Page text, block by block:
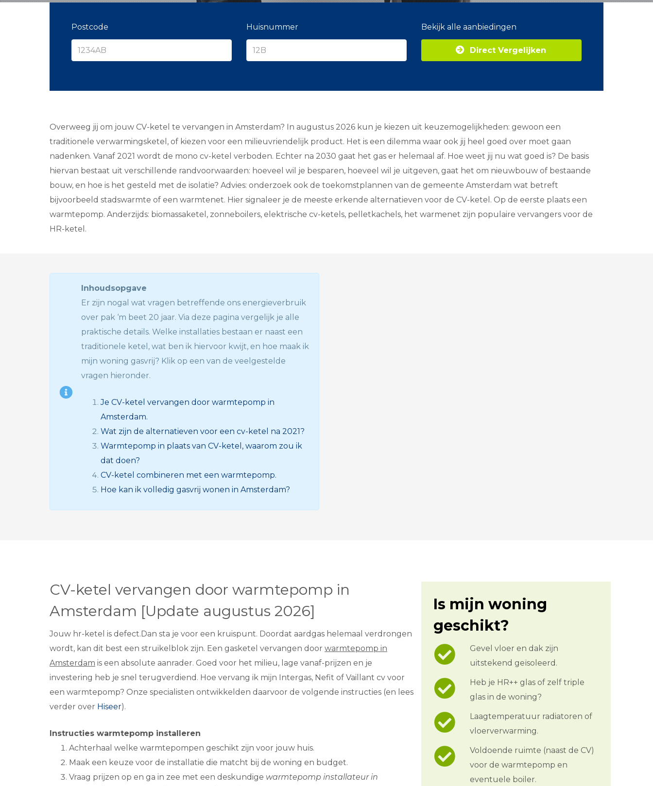
Postcode Huisnummer Bekijk alle aanbiedingen
Direct Vergelijken
Overweeg jij om jouw CV-ketel te vervangen in Amsterdam? In augustus 2026 kun je kiezen uit keuzemogelijkheden: gewoon een
traditionele verwarmingsketel, of kiezen voor een milieuvriendelijk product. Het is een dilemma waar ook jij heel goed over moet gaan
nadenken. Vanaf 2021 wordt de mono cv-ketel verboden. Echter na 2030 gaat het gas er helemaal af. Hoe weet jij nu wat goed is? De basis
hiervan bestaat uit verschillende randvoorwaarden: hoeveel wil je besparen, hoeveel wil je uitgeven, gaat het om nieuwbouw of bestaande
bouw, en hoe is het gesteld met de isolatie? Advies: onderzoek ook de toekomstplannen van de gemeente Amsterdam wat betreft
bijvoorbeeld stadswarmte of een warmtenet. Hier signaleer je de meeste erkende alternatieven voor de CV-ketel. Op de eerste plaats een
warmtepomp. Anderzijds: biomassaketel, zonneboilers, elektrische cv-ketels, pelletkachels, het warmenet zijn populaire vervangers voor de
HR-ketel.
Inhoudsopgave
Er zijn nogal wat vragen betreffende ons energieverbruik
over pak ‘m beet 20 jaar. Via deze pagina vergelijk je alle
praktische details. Welke installaties bestaan er naast een
traditionele ketel, wat ben ik hiervoor kwijt, en hoe maak ik
mijn woning gasvrij? Klik op een van de veelgestelde
vragen hieronder.
Je CV-ketel vervangen door warmtepomp in
Amsterdam.
Wat zijn de alternatieven voor een cv-ketel na 2021?
Warmtepomp in plaats van CV-ketel, waarom zou ik
dat doen?
CV-ketel combineren met een warmtepomp.
Hoe kan ik volledig gasvrij wonen in Amsterdam?
CV-ketel vervangen door warmtepomp in
Amsterdam [Update augustus 2026]
Jouw hr-ketel is defect.Dan sta je voor een kruispunt. Doordat aardgas helemaal verdrongen
wordt, kan dit best een struikelblok zijn. Een gasketel vervangen door warmtepomp in
Amsterdam is een absolute aanrader. Goed voor het milieu, lage vanaf-prijzen en je
investering heb je snel terugverdiend. Hoe vervang ik mijn Intergas, Nefit of Vaillant cv voor
een warmtepomp? Onze specialisten ontwikkelden daarvoor de volgende instructies (en lees
verder over Hiseer).
Instructies warmtepomp installeren
Achterhaal welke warmtepompen geschikt zijn voor jouw huis.
Maak een keuze voor de installatie die matcht bij de woning en budget.
Vraag prijzen op en ga in zee met een deskundige warmtepomp installateur in
Is mijn woning
geschikt?
Gevel vloer en dak zijn
uitstekend geïsoleerd.
Heb je HR++ glas of zelf triple
glas in de woning?
Laagtemperatuur radiatoren of
vloerverwarming.
Voldoende ruimte (naast de CV)
voor de warmtepomp en
eventuele boiler.